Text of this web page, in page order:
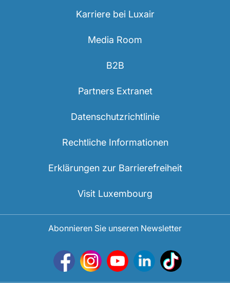
Karriere bei Luxair
Media Room
B2B
Partners Extranet
Datenschutzrichtlinie
Rechtliche Informationen
Erklärungen zur Barrierefreiheit
Visit Luxembourg
Abonnieren Sie unseren Newsletter